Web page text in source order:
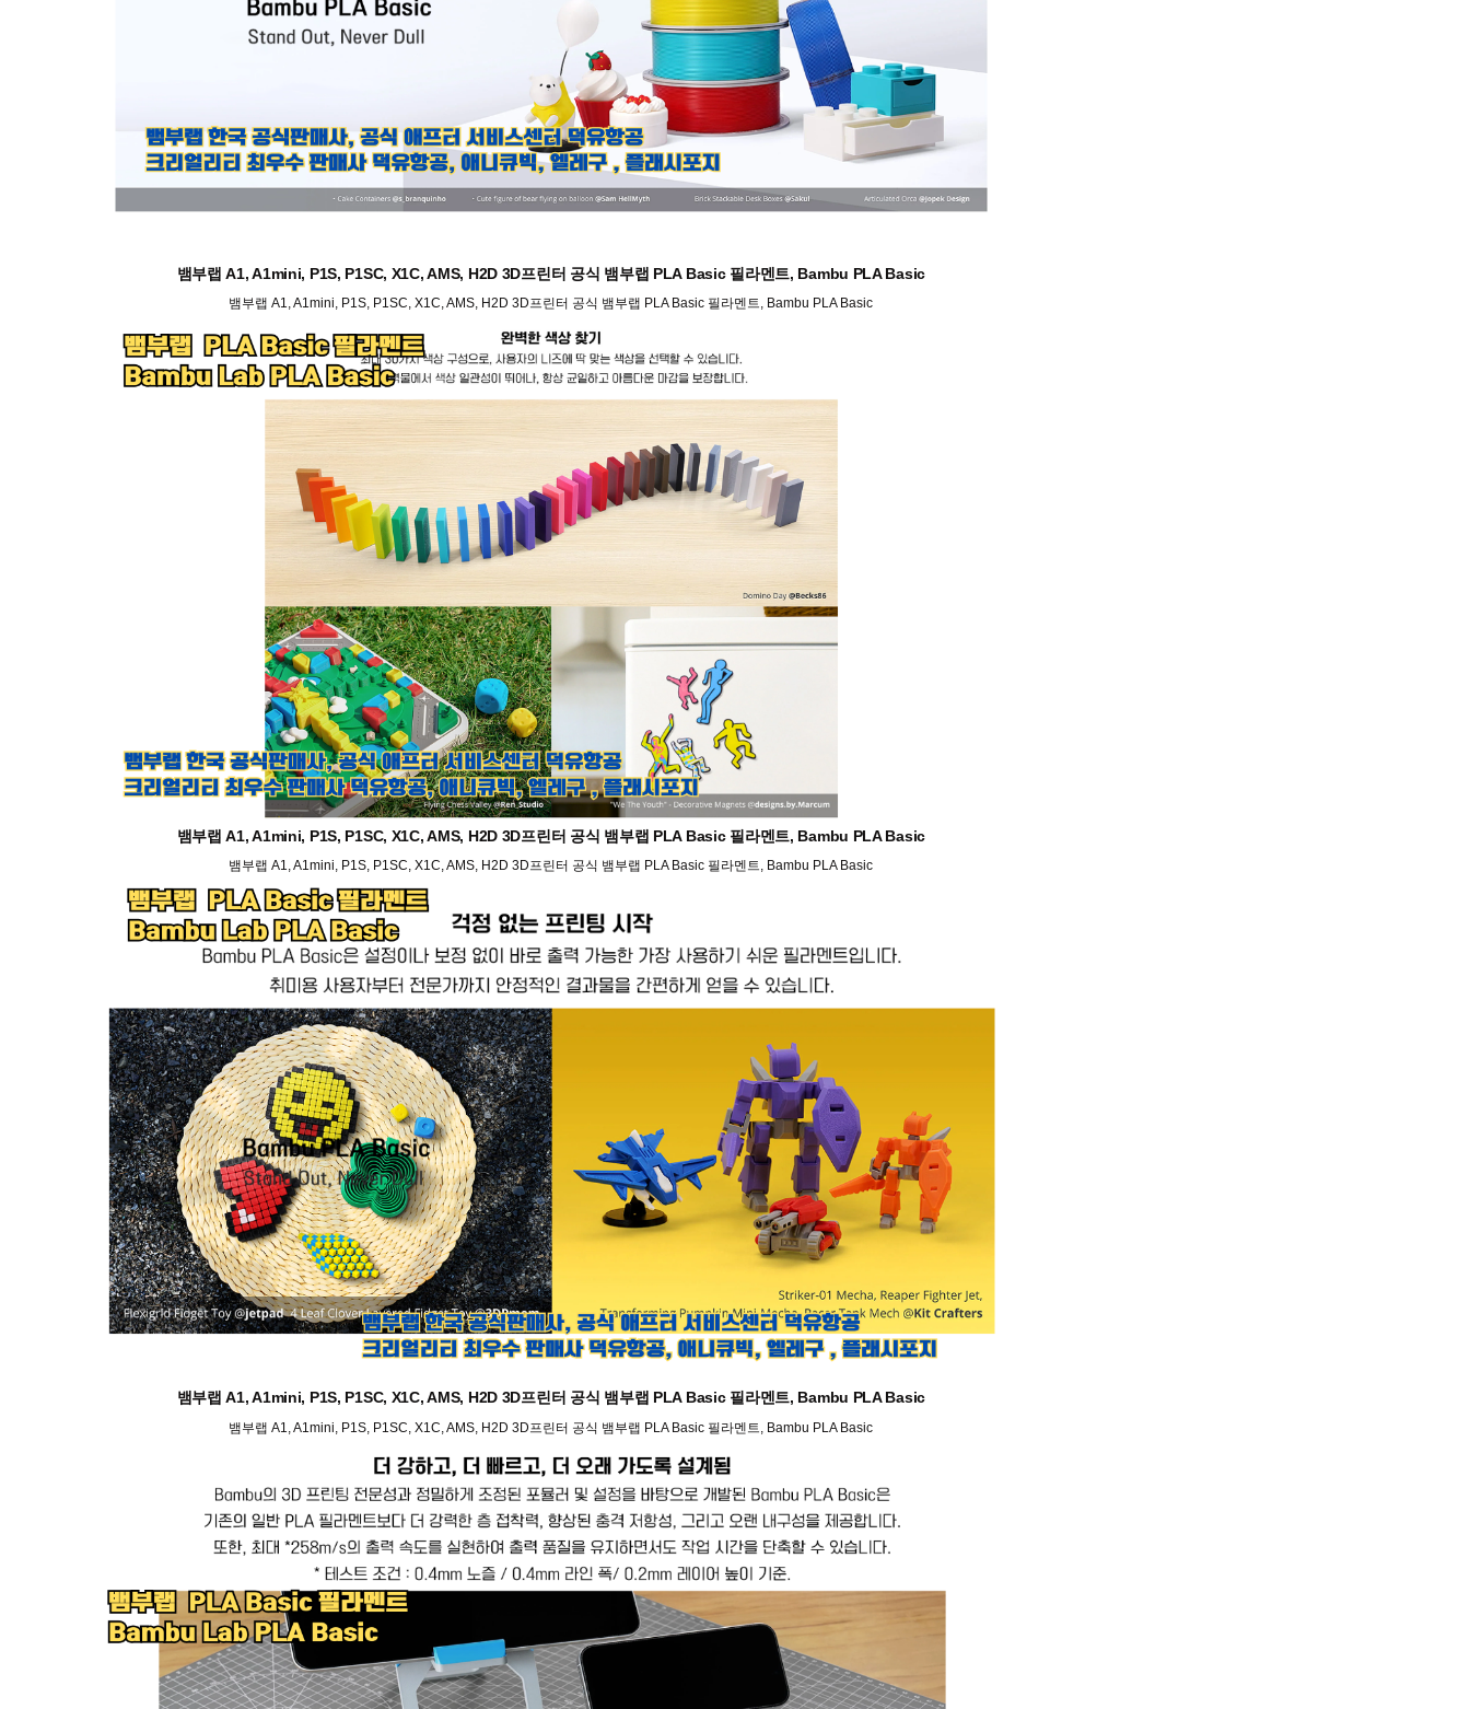
뱀부랩 A1, A1mini, P1S, P1SC, X1C, AMS, H2D 3D프린터 공식 뱀부랩 PLA Basic 필라멘트, Bambu PLA Basic
뱀부랩 A1, A1mini, P1S, P1SC, X1C, AMS, H2D 3D프린터 공식 뱀부랩 PLA Basic 필라멘트, Bambu PLA Basic
뱀부랩 A1, A1mini, P1S, P1SC, X1C, AMS, H2D 3D프린터 공식 뱀부랩 PLA Basic 필라멘트, Bambu PLA Basic
뱀부랩 A1, A1mini, P1S, P1SC, X1C, AMS, H2D 3D프린터 공식 뱀부랩 PLA Basic 필라멘트, Bambu PLA Basic
뱀부랩 A1, A1mini, P1S, P1SC, X1C, AMS, H2D 3D프린터 공식 뱀부랩 PLA Basic 필라멘트, Bambu PLA Basic
뱀부랩 A1, A1mini, P1S, P1SC, X1C, AMS, H2D 3D프린터 공식 뱀부랩 PLA Basic 필라멘트, Bambu PLA Basic